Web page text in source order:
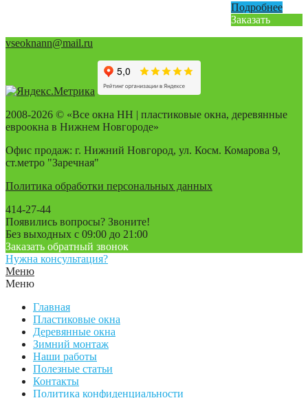
Подробнее
Заказать
vseoknann@mail.ru
2008-2026 © «Все окна НН | пластиковые окна, деревянные
евроокна в Нижнем Новгороде»
Офис продаж: г. Нижний Новгород, ул. Косм. Комарова 9,
ст.метро "Заречная"
Политика обработки персональных данных
414-27-44
Появились вопросы? Звоните!
Без выходных с 09:00 до 21:00
Заказать обратный звонок
Нужна консультация?
Меню
Меню
Главная
Пластиковые окна
Деревянные окна
Зимний монтаж
Наши работы
Полезные статьи
Контакты
Политика конфиденциальности